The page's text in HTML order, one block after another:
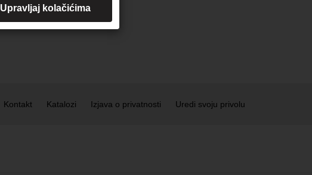
Kontakt Katalozi Izjava o privatnosti Uredi svoju privolu
Upravljaj kolačićima